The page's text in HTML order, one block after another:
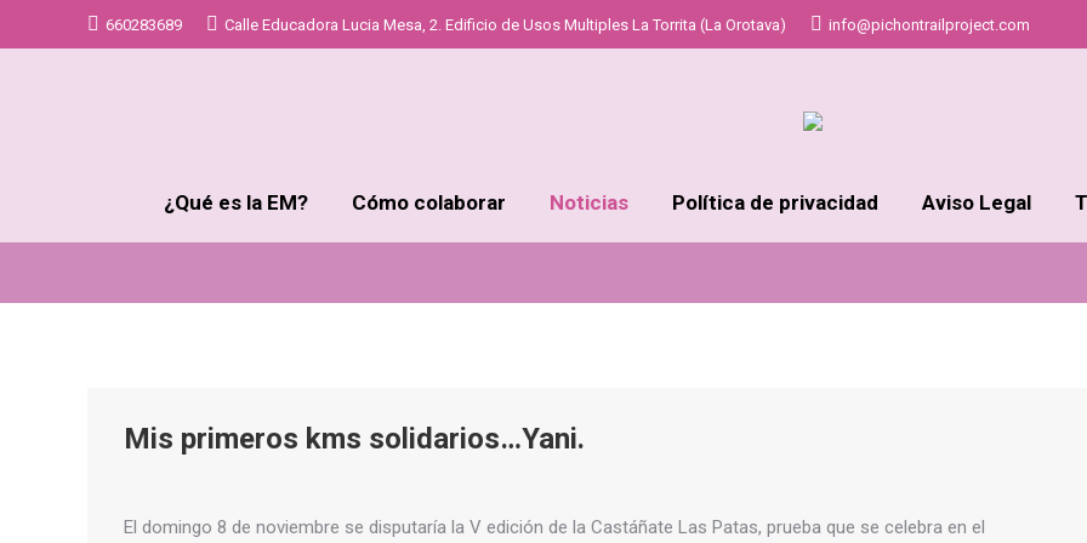
660283689 Calle Educadora Lucia Mesa, 2. Edificio de Usos Multiples La Torrita (La Orotava) info@pichontrailproject.com
¿Qué es la EM? Cómo colaborar Noticias Política de privacidad Aviso Legal
Mis primeros kms solidarios…Yani.
El domingo 8 de noviembre se disputaría la V edición de la Castáñate Las Patas, prueba que se celebra en el